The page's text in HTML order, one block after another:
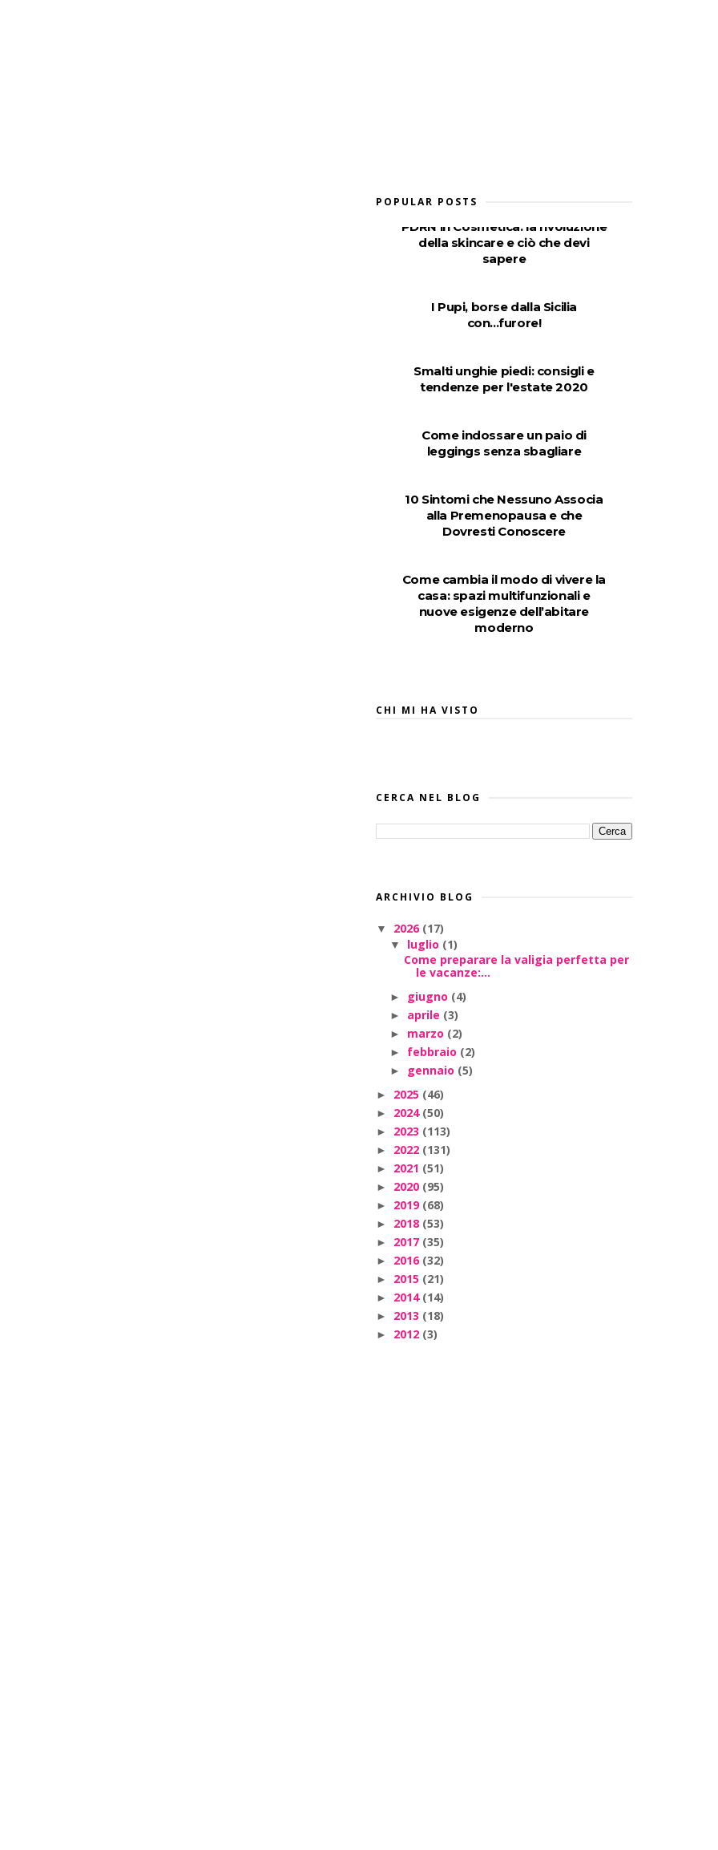
POPULAR POSTS
PDRN in Cosmetica: la rivoluzione
della skincare e ciò che devi
sapere
I Pupi, borse dalla Sicilia
con...furore!
Smalti unghie piedi: consigli e
tendenze per l'estate 2020
Come indossare un paio di
leggings senza sbagliare
10 Sintomi che Nessuno Associa
alla Premenopausa e che
Dovresti Conoscere
Come cambia il modo di vivere la
casa: spazi multifunzionali e
nuove esigenze dell’abitare
moderno
CHI MI HA VISTO
CERCA NEL BLOG
ARCHIVIO BLOG
▼ 2026 (17)
▼ luglio (1)
Come preparare la valigia perfetta per
le vacanze:...
► giugno (4)
► aprile (3)
► marzo (2)
► febbraio (2)
► gennaio (5)
► 2025 (46)
► 2024 (50)
► 2023 (113)
► 2022 (131)
► 2021 (51)
► 2020 (95)
► 2019 (68)
► 2018 (53)
► 2017 (35)
► 2016 (32)
► 2015 (21)
► 2014 (14)
► 2013 (18)
► 2012 (3)